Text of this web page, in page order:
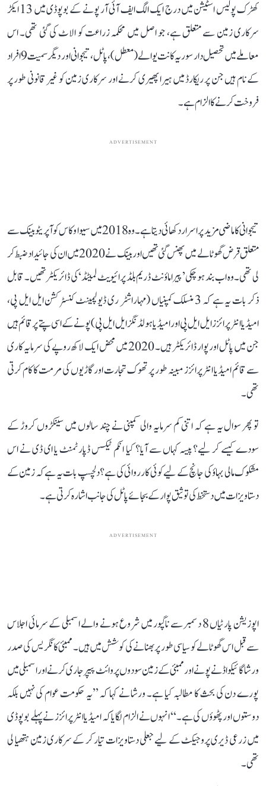
کھڑک پولیس اسٹیشن میں درج ایک الگ ایف آئی آر پونے کے بوپوڈی میں 13 ایکڑ
سرکاری زمین سے متعلق ہے، جو اصل میں محکمہ زراعت کو الاٹ کی گئی تھی۔ اس
معاملے میں تحصیل دار سوریہ کانت یوالے (معطل)، پاٹل، تیجوانی اور دیگر سمیت 9 افراد
کے نام ہیں جن پر ریکارڈ میں ہیرا پھیری کرنے اور سرکاری زمین کو غیر قانونی طور پر
فروخت کرنے کا الزام ہے۔
ADVERTISEMENT
تیجوانی کا ماضی مزید پراسرار دکھائی دیتا ہے۔ وہ 2018 میں سیوا وکاس کوآپریٹو بینک سے
متعلق قرض گھوٹالے میں پھنس گئی تھیں اور بینک نے 2020 میں ان کی جائیداد ضبط کر
لی تھی۔ وہ اب بند ہو چکی ’پیراماؤنٹ ڈریم بلڈ پرائیویٹ لمیٹڈ‘ کی ڈائریکٹر تھیں۔ قابل
ذکر بات یہ ہے کہ 3 منسلک کمپنیاں (مہاراشٹر ری ڈیولپمینٹ کنسٹرکشن ایل ایل پی،
امیڈیا انٹرپرائزز ایل ایل پی اور امیڈیا ہولڈنگز ایل ایل پی) پونے کے اسی پتے پر قائم ہیں
جن میں پاٹل اور پوار ڈائریکٹر ہیں۔ 2020 میں محض ایک لاکھ روپے کی سرمایہ کاری
سے قائم امیڈیا انٹرپرائزز مبینہ طور پر تھوک تجارت اور گاڑیوں کی مرمت کا کام کرتی
تھی۔
تو پھر سوال یہ ہے کہ اتنی کم سرمایہ والی کمپنی نے چند سالوں میں سینکڑوں کروڑ کے
سودے کیسے کر لیے؟ پیسہ کہاں سے آیا؟ کیا انکم ٹیکس ڈپارٹمنٹ یا ای ڈی نے اس
مشکوک مالی بہاؤ کی جانچ کے لیے کوئی کارروائی کی ہے؟ دلچسپ بات یہ ہے کہ زمین کے
دستاویزات میں دستخط کی توثیق پوار کے بجائے پاٹل کی جانب اشارہ کرتی ہے۔
ADVERTISEMENT
اپوزیشن پارٹیاں 8 دسمبر سے ناگپور میں شروع ہونے والے اسمبلی کے سرمائی اجلاس
سے قبل اس گھوٹالے کو سیاسی طور پر بھنانے کی کوشش میں ہیں۔ ممبئی کانگریس کی صدر
ورشا گائیکواڈ نے پونے اور ممبئی کے زمین سودوں پر وائٹ پیپر جاری کرنے اور اسمبلی میں
پورے دن کی بحث کا مطالبہ کیا ہے۔ ورشا نے کہا کہ ’’یہ حکومت عوام کی نہیں بلکہ
دوستوں اور پٹھوؤں کی ہے۔‘‘ انہوں نے الزام لگایا کہ امیڈیا انٹرپرائزز نے پہلے بوپوڈی
میں زرعی ڈیری پروجیکٹ کے لیے جعلی دستاویزات تیار کر کے سرکاری زمین ہتھیا لی
تھی۔